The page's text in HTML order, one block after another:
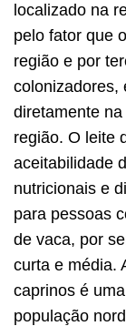
localizado na
pelo fator que
região e por
colonizadores,
diretamente
região. O leite
aceitabilidade
nutricionais e
para pessoas
de vaca, por
curta e média.
caprinos é
população